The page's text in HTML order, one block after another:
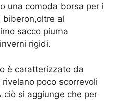
una comoda borsa per i
al
sacco piuma
rigidi.
è caratterizzato da
poco scorrevoli
ciò si aggiunge che per